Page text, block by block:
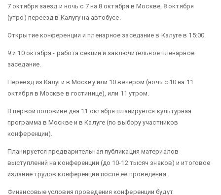
7 октября заезд и ночь с 7 на 8 октября в Москве, 8 октября
(утро) переезд в Калугу на автобусе.
Открытие конференции и пленарное заседание в Калуге в 15:00.
9 и 10 октября - работа секций и заключительное пленарное
заседание.
Переезд из Калуги в Москву или 10 вечером (ночь с 10 на 11
октября в Москве в гостинице), или 11 утром.
В первой половине дня 11 октября планируется культурная
программа в Москве и в Калуге (по выбору участников
конференции).
Планируется предварительная публикация материалов
выступлений на конференции (до 10-12 тысяч знаков) и итоговое
издание трудов конференции после её проведения.
Финансовые условия проведения конференции будут